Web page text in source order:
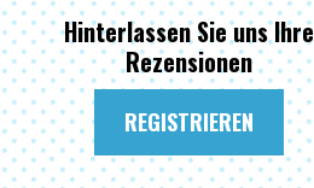
Hinterlassen Sie uns Ihre
Rezensionen
REGISTRIEREN